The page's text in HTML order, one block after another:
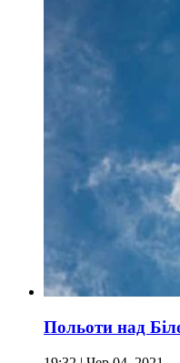
Польоти над